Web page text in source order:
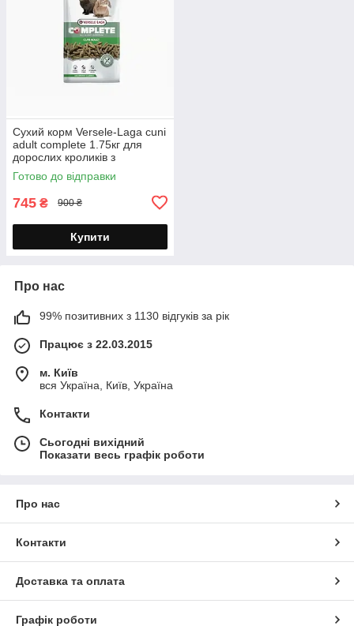
Сухий корм Versele-Laga cuni
adult complete 1.75кг для
дорослих кроликів з
тимофіївкою оригінал LPF-
VL-CUNI-175
Готово до відправки
745 ₴ 900 ₴
Купити
Про нас
99% позитивних з 1130 відгуків за рік
Працює з 22.03.2015
м. Київ
вся Україна, Київ, Україна
Контакти
Сьогодні вихідний
Показати весь графік роботи
Про нас
Контакти
Доставка та оплата
Графік роботи